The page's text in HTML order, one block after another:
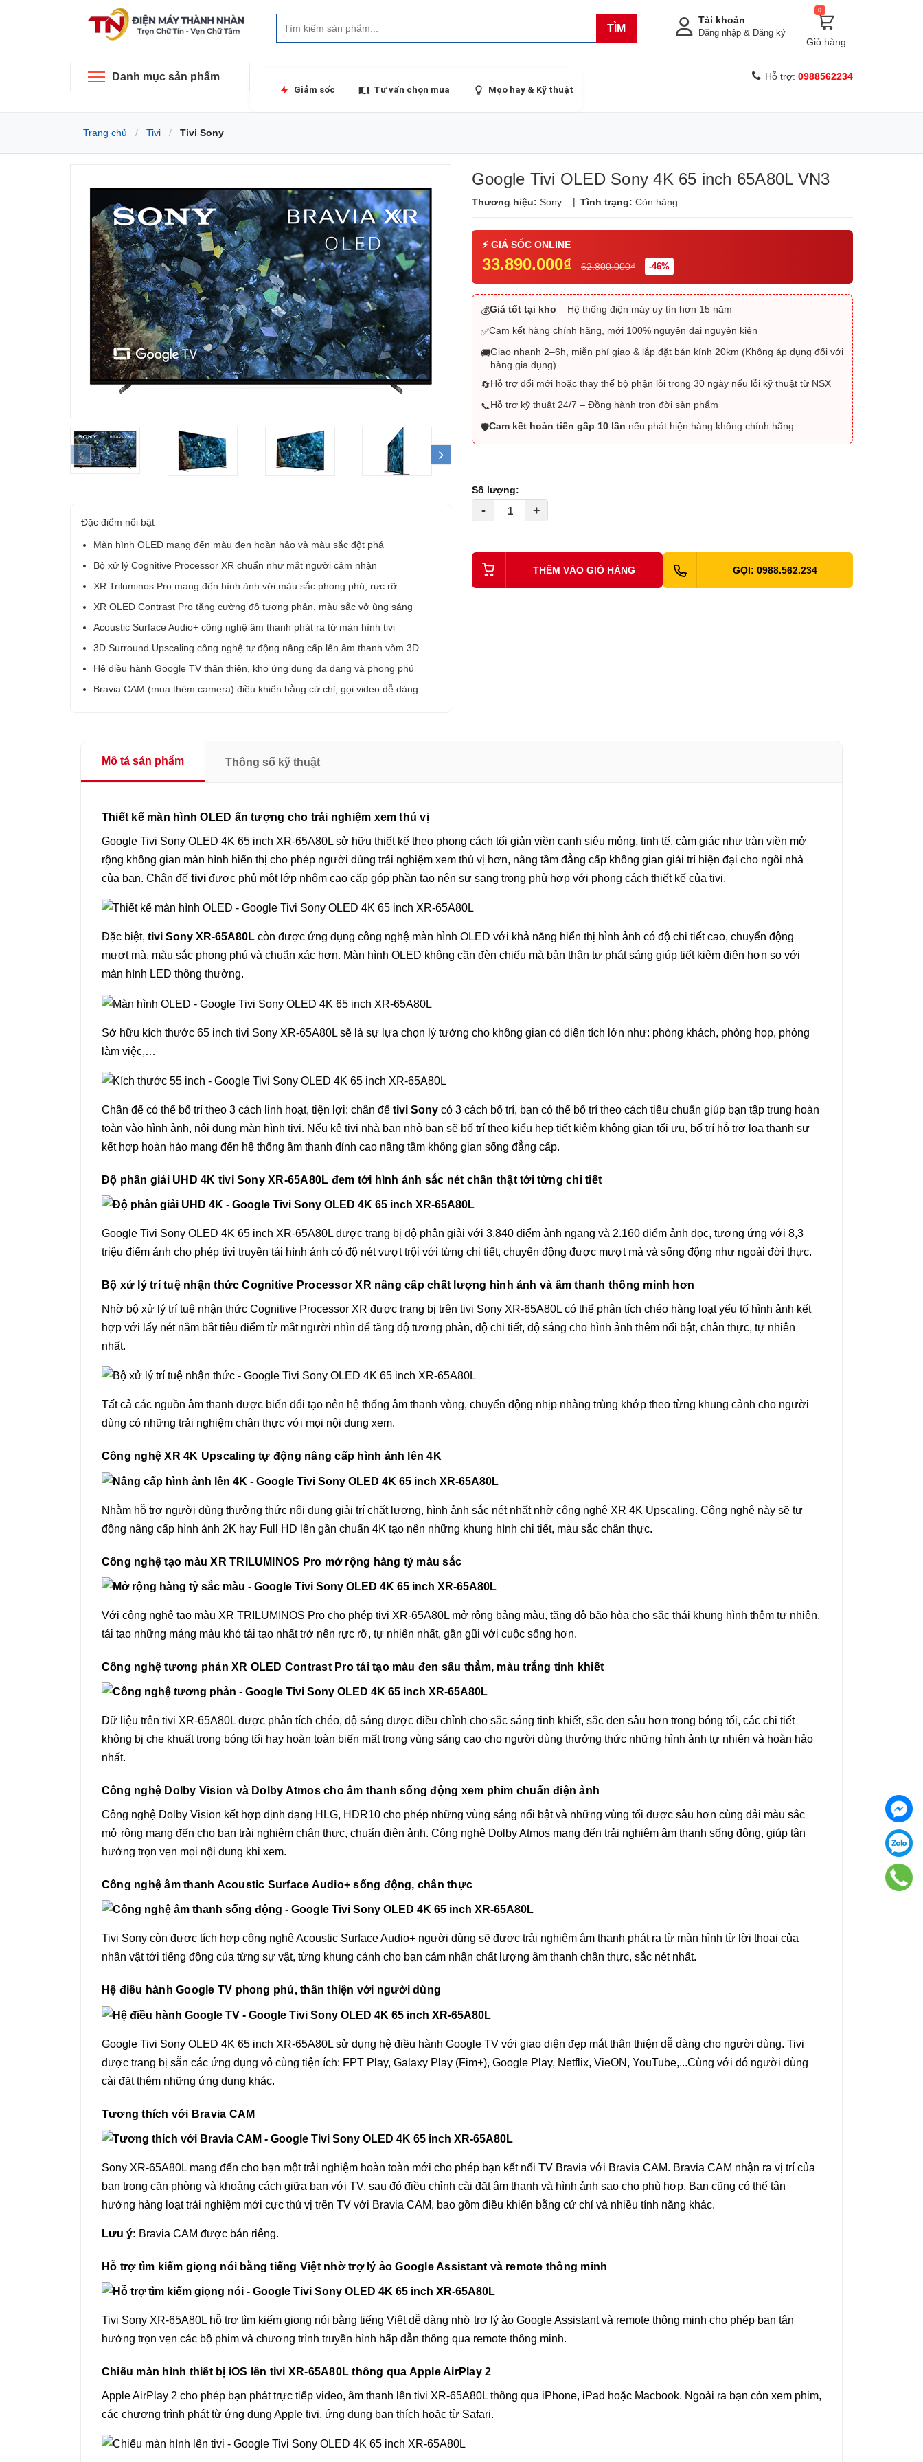
TÌM
0
Giỏ hàng
Tài khoản
Đăng nhập & Đăng ký
Danh mục sản phẩm
Giảm sốc Tư vấn chọn mua Mẹo hay & Kỹ thuật
Hỗ trợ: 0988562234
Trang chủ Tivi Tivi Sony
prev
Đặc điểm nổi bật
Màn hình OLED mang đến màu đen hoàn hảo và màu sắc đột phá
Bộ xử lý Cognitive Processor XR chuẩn như mắt người cảm nhận
XR Triluminos Pro mang đến hình ảnh với màu sắc phong phú, rực rỡ
XR OLED Contrast Pro tăng cường độ tương phản, màu sắc vở ùng sáng
Acoustic Surface Audio+ công nghệ âm thanh phát ra từ màn hình tivi
3D Surround Upscaling công nghệ tự động nâng cấp lên âm thanh vòm 3D
Hệ điều hành Google TV thân thiện, kho ứng dụng đa dạng và phong phú
Bravia CAM (mua thêm camera) điều khiển bằng cử chỉ, gọi video dễ dàng
Google Tivi OLED Sony 4K 65 inch 65A80L VN3
Thương hiệu: Sony | Tình trạng: Còn hàng
33.890.000₫ 62.800.000₫ -46%
💰Giá tốt tại kho – Hệ thống điện máy uy tín hơn 15 năm
✅Cam kết hàng chính hãng, mới 100% nguyên đai nguyên kiện
🚚Giao nhanh 2–6h, miễn phí giao & lắp đặt bán kính 20km (Không áp dụng đối với
hàng gia dụng)
🔄Hỗ trợ đổi mới hoặc thay thế bộ phận lỗi trong 30 ngày nếu lỗi kỹ thuật từ NSX
📞Hỗ trợ kỹ thuật 24/7 – Đồng hành trọn đời sản phẩm
🛡️Cam kết hoàn tiền gấp 10 lần nếu phát hiện hàng không chính hãng
Số lượng:
- +
THÊM VÀO GIỎ HÀNG GỌI: 0988.562.234
Mô tả sản phẩm Thông số kỹ thuật
Thiết kế màn hình OLED ấn tượng cho trải nghiệm xem thú vị
Google Tivi Sony OLED 4K 65 inch XR-65A80L sở hữu thiết kế theo phong cách tối giản viền cạnh siêu mỏng, tinh tế, cảm giác như tràn viền mở
rộng không gian màn hình hiển thị cho phép người dùng trải nghiệm xem thú vị hơn, nâng tầm đẳng cấp không gian giải trí hiện đại cho ngôi nhà
của bạn. Chân đế tivi được phủ một lớp nhôm cao cấp góp phần tạo nên sự sang trọng phù hợp với phong cách thiết kế của tivi.
Đặc biệt, tivi Sony XR-65A80L còn được ứng dụng công nghệ màn hình OLED với khả năng hiển thị hình ảnh có độ chi tiết cao, chuyển động
mượt mà, màu sắc phong phú và chuẩn xác hơn. Màn hình OLED không cần đèn chiếu mà bản thân tự phát sáng giúp tiết kiệm điện hơn so với
màn hình LED thông thường.
Sở hữu kích thước 65 inch tivi Sony XR-65A80L sẽ là sự lựa chọn lý tưởng cho không gian có diện tích lớn như: phòng khách, phòng họp, phòng
làm việc,…
Chân đế có thể bố trí theo 3 cách linh hoạt, tiện lợi: chân đế tivi Sony có 3 cách bố trí, bạn có thể bố trí theo cách tiêu chuẩn giúp bạn tập trung hoàn
toàn vào hình ảnh, nội dung màn hình tivi. Nếu kệ tivi nhà bạn nhỏ bạn sẽ bố trí theo kiểu hẹp tiết kiệm không gian tối ưu, bố trí hỗ trợ loa thanh sự
kết hợp hoàn hảo mang đến hệ thống âm thanh đỉnh cao nâng tầm không gian sống đẳng cấp.
Độ phân giải UHD 4K tivi Sony XR-65A80L đem tới hình ảnh sắc nét chân thật tới từng chi tiết
Google Tivi Sony OLED 4K 65 inch XR-65A80L được trang bị độ phân giải với 3.840 điểm ảnh ngang và 2.160 điểm ảnh dọc, tương ứng với 8,3
triệu điểm ảnh cho phép tivi truyền tải hình ảnh có độ nét vượt trội với từng chi tiết, chuyển động được mượt mà và sống động như ngoài đời thực.
Bộ xử lý trí tuệ nhận thức Cognitive Processor XR nâng cấp chất lượng hình ảnh và âm thanh thông minh hơn
Nhờ bộ xử lý trí tuệ nhận thức Cognitive Processor XR được trang bị trên tivi Sony XR-65A80L có thể phân tích chéo hàng loạt yếu tố hình ảnh kết
hợp với lấy nét nắm bắt tiêu điểm từ mắt người nhìn để tăng độ tương phản, độ chi tiết, độ sáng cho hình ảnh thêm nổi bật, chân thực, tự nhiên
nhất.
Tất cả các nguồn âm thanh được biến đổi tạo nên hệ thống âm thanh vòng, chuyển động nhịp nhàng trùng khớp theo từng khung cảnh cho người
dùng có những trải nghiệm chân thực với mọi nội dung xem.
Công nghệ XR 4K Upscaling tự động nâng cấp hình ảnh lên 4K
Nhằm hỗ trợ người dùng thưởng thức nội dụng giải trí chất lượng, hình ảnh sắc nét nhất nhờ công nghệ XR 4K Upscaling. Công nghệ này sẽ tự
động nâng cấp hình ảnh 2K hay Full HD lên gần chuẩn 4K tạo nên những khung hình chi tiết, màu sắc chân thực.
Công nghệ tạo màu XR TRILUMINOS Pro mở rộng hàng tỷ màu sắc
Với công nghệ tạo màu XR TRILUMINOS Pro cho phép tivi XR-65A80L mở rộng bảng màu, tăng độ bão hòa cho sắc thái khung hình thêm tự nhiên,
tái tạo những mảng màu khó tái tạo nhất trở nên rực rỡ, tự nhiên nhất, gần gũi với cuộc sống hơn.
Công nghệ tương phản XR OLED Contrast Pro tái tạo màu đen sâu thẳm, màu trắng tinh khiết
Dữ liệu trên tivi XR-65A80L được phân tích chéo, độ sáng được điều chỉnh cho sắc sáng tinh khiết, sắc đen sâu hơn trong bóng tối, các chi tiết
không bị che khuất trong bóng tối hay hoàn toàn biến mất trong vùng sáng cao cho người dùng thưởng thức những hình ảnh tự nhiên và hoàn hảo
nhất.
Công nghệ Dolby Vision và Dolby Atmos cho âm thanh sống động xem phim chuẩn điện ảnh
Công nghệ Dolby Vision kết hợp định dạng HLG, HDR10 cho phép những vùng sáng nổi bật và những vùng tối được sâu hơn cùng dải màu sắc
mở rộng mang đến cho bạn trải nghiệm chân thực, chuẩn điện ảnh. Công nghệ Dolby Atmos mang đến trải nghiệm âm thanh sống động, giúp tận
hưởng trọn vẹn mọi nội dung khi xem.
Công nghệ âm thanh Acoustic Surface Audio+ sống động, chân thực
Tivi Sony còn được tích hợp công nghệ Acoustic Surface Audio+ người dùng sẽ được trải nghiệm âm thanh phát ra từ màn hình từ lời thoại của
nhân vật tới tiếng động của từng sự vật, từng khung cảnh cho bạn cảm nhận chất lượng âm thanh chân thực, sắc nét nhất.
Hệ điều hành Google TV phong phú, thân thiện với người dùng
Google Tivi Sony OLED 4K 65 inch XR-65A80L sử dụng hệ điều hành Google TV với giao diện đẹp mắt thân thiện dễ dàng cho người dùng. Tivi
được trang bị sẵn các ứng dụng vô cùng tiện ích: FPT Play, Galaxy Play (Fim+), Google Play, Netflix, VieON, YouTube,...Cùng với đó người dùng
cài đặt thêm những ứng dụng khác.
Tương thích với Bravia CAM
Sony XR-65A80L mang đến cho bạn một trải nghiệm hoàn toàn mới cho phép bạn kết nối TV Bravia với Bravia CAM. Bravia CAM nhận ra vị trí của
bạn trong căn phòng và khoảng cách giữa bạn với TV, sau đó điều chỉnh cài đặt âm thanh và hình ảnh sao cho phù hợp. Bạn cũng có thể tận
hưởng hàng loạt trải nghiệm mới cực thú vị trên TV với Bravia CAM, bao gồm điều khiển bằng cử chỉ và nhiều tính năng khác.
Lưu ý: Bravia CAM được bán riêng.
Hỗ trợ tìm kiếm giọng nói bằng tiếng Việt nhờ trợ lý ảo Google Assistant và remote thông minh
Tivi Sony XR-65A80L hỗ trợ tìm kiếm giọng nói bằng tiếng Việt dễ dàng nhờ trợ lý ảo Google Assistant và remote thông minh cho phép bạn tận
hưởng trọn vẹn các bộ phim và chương trình truyền hình hấp dẫn thông qua remote thông minh.
Chiếu màn hình thiết bị iOS lên tivi XR-65A80L thông qua Apple AirPlay 2
Apple AirPlay 2 cho phép bạn phát trực tiếp video, âm thanh lên tivi XR-65A80L thông qua iPhone, iPad hoặc Macbook. Ngoài ra bạn còn xem phim,
các chương trình phát từ ứng dụng Apple tivi, ứng dụng bạn thích hoặc từ Safari.